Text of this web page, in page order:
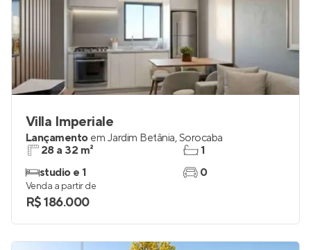
Villa Imperiale
Lançamento em Jardim Betânia,Sorocaba
28 a 32 m²
studio e 1
1
0
Venda a partir de
R$ 186.000